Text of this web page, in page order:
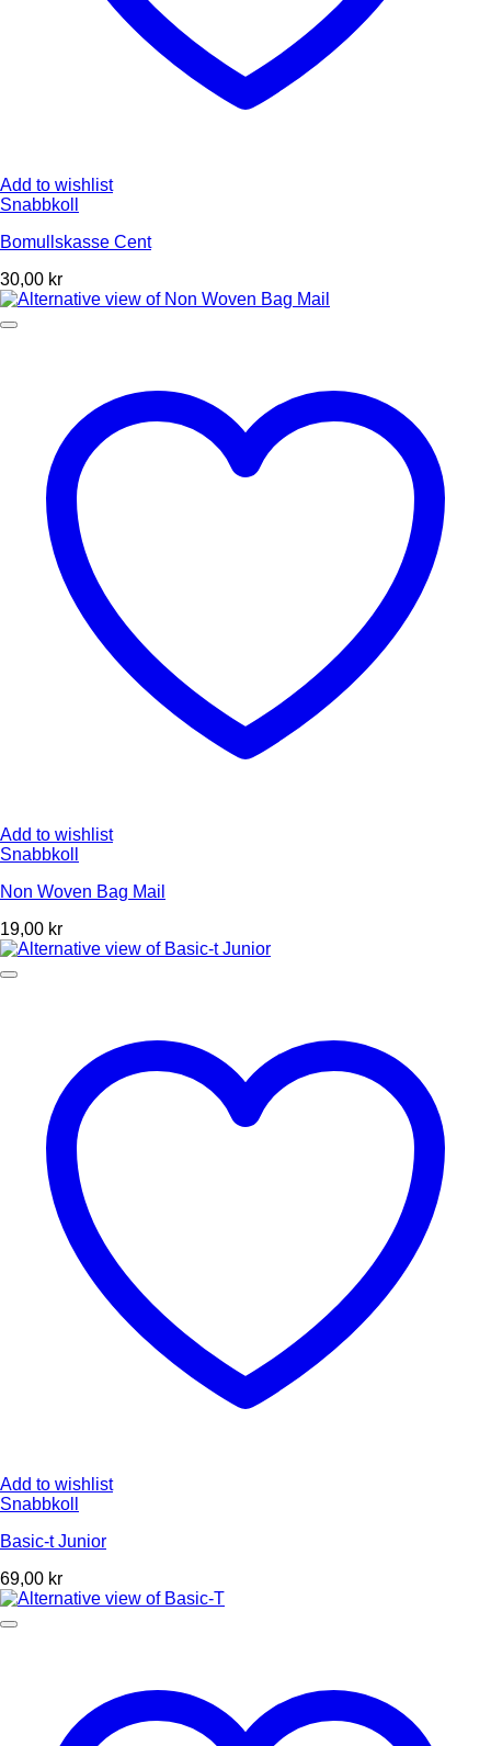
Add to wishlist
Snabbkoll
Bomullskasse Cent
30,00 kr
Add to wishlist
Snabbkoll
Non Woven Bag Mail
19,00 kr
Add to wishlist
Snabbkoll
Basic-t Junior
69,00 kr